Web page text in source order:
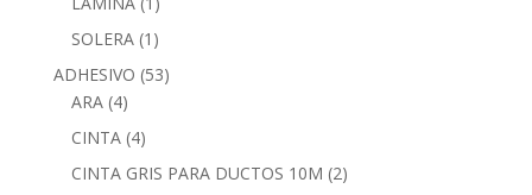
SOLERA (1)
ADHESIVO (53)
ARA (4)
CINTA (4)
CINTA GRIS PARA DUCTOS 10M (2)